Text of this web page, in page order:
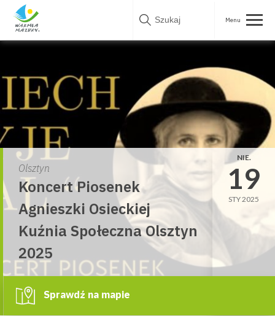
Skip
Olsztyn
Koncert Piosenek
Agnieszki Osieckiej
Kuźnia Społeczna Olsztyn
2025
NIE.
19
STY 2025
Sprawdź na mapie